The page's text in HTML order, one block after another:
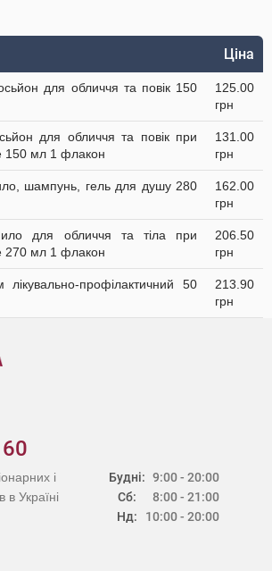
Ціна
для обличчя та повік 150
125.00
грн
для обличчя та повік при
150 мл 1 флакон
131.00
грн
шампунь, гель для душу 280
162.00
грн
для обличчя та тіла при
270 мл 1 флакон
206.50
грн
профілактичний 50
213.90
грн
Будні:
Сб:
Нд:
9:00 - 20:00
8:00 - 21:00
10:00 - 20:00
і
в Україні